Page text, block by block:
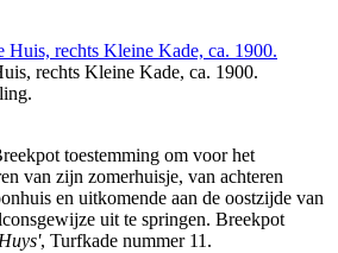
rechts Kleine Kade, ca. 1900.
toestemming om voor het
van zijn zomerhuisje, van achteren
en uitkomende aan de oostzijde van
uit te springen. Breekpot
, Turfkade nummer 11.